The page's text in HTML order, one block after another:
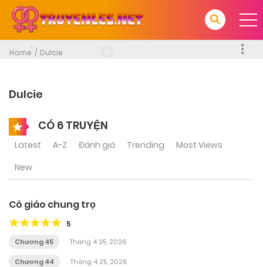
Home Dulcie
Dulcie
CÓ 6 TRUYỆN
Latest A-Z Đánh giá Trending
Most Views
New
Cô giáo chung trọ
5
Chương 45 Tháng 4 25, 2026
Chương 44 Tháng 4 25, 2026